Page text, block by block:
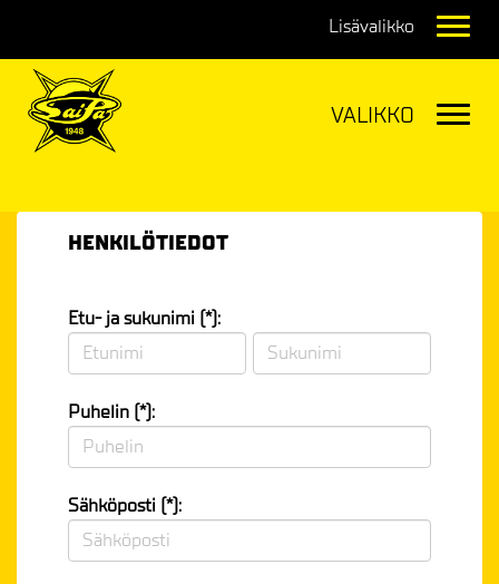
HENKILÖTIEDOT
Etu- ja sukunimi (*):
Puhelin (*):
Sähköposti (*):